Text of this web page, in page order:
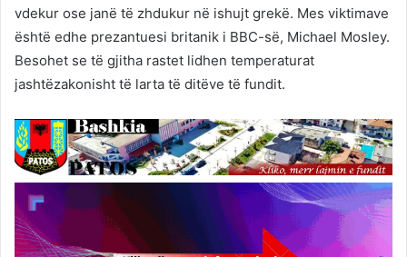
vdekur ose janë të zhdukur në ishujt grekë. Mes viktimave
është edhe prezantuesi britanik i BBC-së, Michael Mosley.
Besohet se të gjitha rastet lidhen temperaturat
jashtëzakonisht të larta të ditëve të fundit.